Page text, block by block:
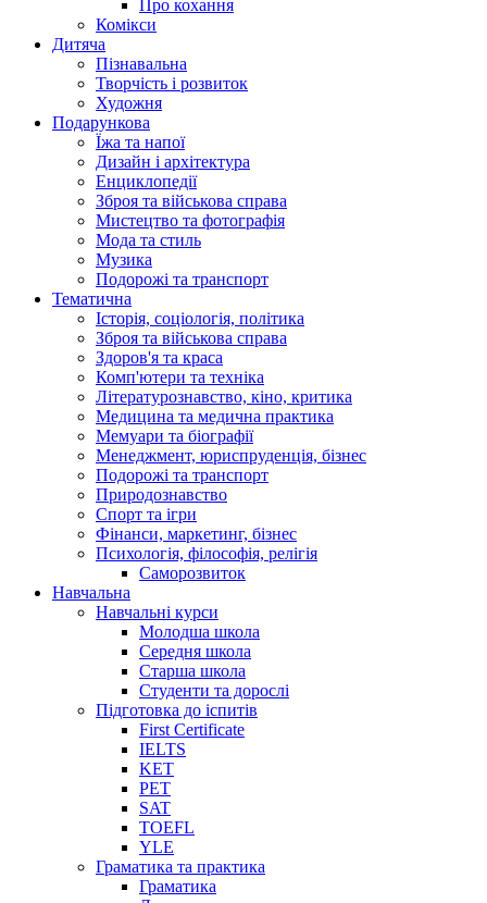
Про кохання
Комікси
Дитяча
Пізнавальна
Творчість і розвиток
Художня
Подарункова
Їжа та напої
Дизайн і архітектура
Енциклопедії
Зброя та військова справа
Мистецтво та фотографія
Мода та стиль
Музика
Подорожі та транспорт
Тематична
Історія, соціологія, політика
Зброя та військова справа
Здоров'я та краса
Комп'ютери та техніка
Літературознавство, кіно, критика
Медицина та медична практика
Мемуари та біографії
Менеджмент, юриспруденція, бізнес
Подорожі та транспорт
Природознавство
Спорт та ігри
Фінанси, маркетинг, бізнес
Психологія, філософія, релігія
Саморозвиток
Навчальна
Навчальні курси
Молодша школа
Середня школа
Старша школа
Студенти та дорослі
Підготовка до іспитів
First Certificate
IELTS
KET
PET
SAT
TOEFL
YLE
Граматика та практика
Граматика